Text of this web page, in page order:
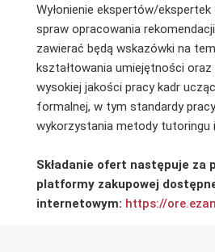
Wyłonienie ekspertów/ekspertek
spraw opracowania
zawierać będą wskazówki na
kształtowania umiejętności oraz
wysokiej jakości pracy kadr
formalnej, w tym standardy
wykorzystania metody tutoringu
Składanie ofert następuje za
platformy zakupowej
internetowym: https://